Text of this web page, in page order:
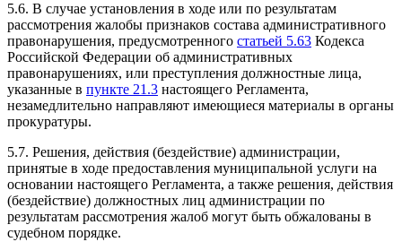
5.6. В случае установления в ходе или по результатам
рассмотрения жалобы признаков состава административного
правонарушения, предусмотренного статьей 5.63 Кодекса
Российской Федерации об административных
правонарушениях, или преступления должностные лица,
указанные в пункте 21.3 настоящего Регламента,
незамедлительно направляют имеющиеся материалы в органы
прокуратуры.
5.7. Решения, действия (бездействие) администрации,
принятые в ходе предоставления муниципальной услуги на
основании настоящего Регламента, а также решения, действия
(бездействие) должностных лиц администрации по
результатам рассмотрения жалоб могут быть обжалованы в
судебном порядке.